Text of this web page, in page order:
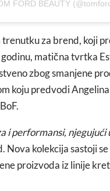
FORD BEAUTY
za brend, koji
matična tvrtka
zbog smanjene
koju predvodi
i performansi,
Nova kolekcija sastoji
proizvoda iz linije